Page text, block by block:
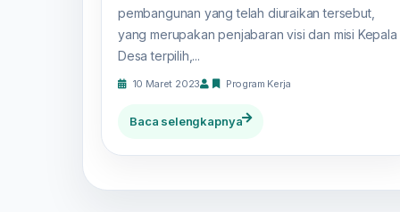
pembangunan yang telah diuraikan tersebut,
yang merupakan penjabaran visi dan misi Kepala
Desa terpilih,...
10 Maret 2023 Program Kerja
Baca selengkapnya